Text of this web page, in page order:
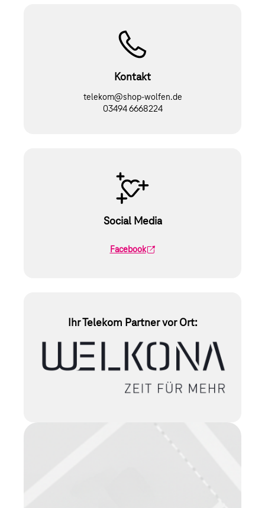
Kontakt
telekom@shop-wolfen.de
03494 6668224
Social Media
Facebook
Ihr Telekom Partner vor Ort: